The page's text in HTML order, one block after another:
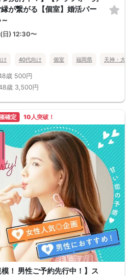
が繋がる【個室】婚活パー
日) 12:30〜
40代向け 個室 福岡県 天神・大名
歳 500円
歳 3,500円
確定 10人突破！
模！ 男性ご予約先行中！】ス